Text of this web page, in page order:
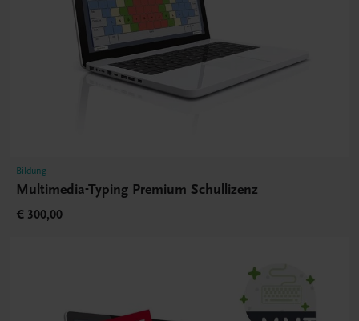
Bildung
Multimedia-Typing Premium Schullizenz
€ 300,00